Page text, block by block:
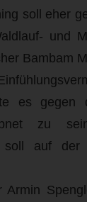
soll eher
und
Bambam
es gegen
zu
soll auf der
Armin